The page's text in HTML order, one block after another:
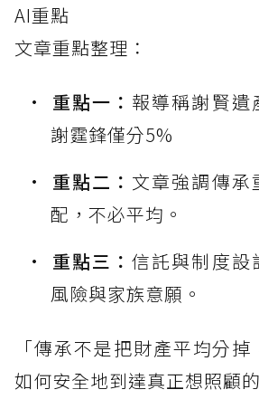
AI重點
文章重點整理：
重點一： 報導稱謝賢遺
謝霆鋒僅分5%
重點二： 文章強調傳承
配，不必平均。
重點三：信託與制度設
風險與家族意願。
「傳承不是把財產平均分
如何安全地到達真正想照顧的